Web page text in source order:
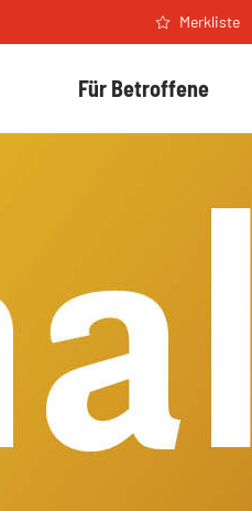
Für Betroffene
Merkliste